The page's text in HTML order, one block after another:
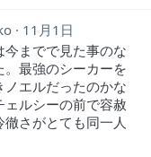
11月1日
までで見た事のな
最強のシーカーを
エルだったのかな
ルシーの前で容赦
さがとても同一人